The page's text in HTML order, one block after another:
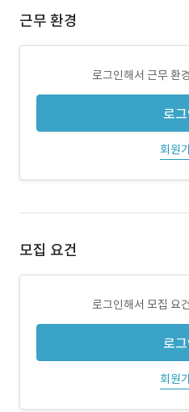
근무 환경
로그인해서 근무 환
로
회원
모집 요건
로그인해서 모집 요
로
회원